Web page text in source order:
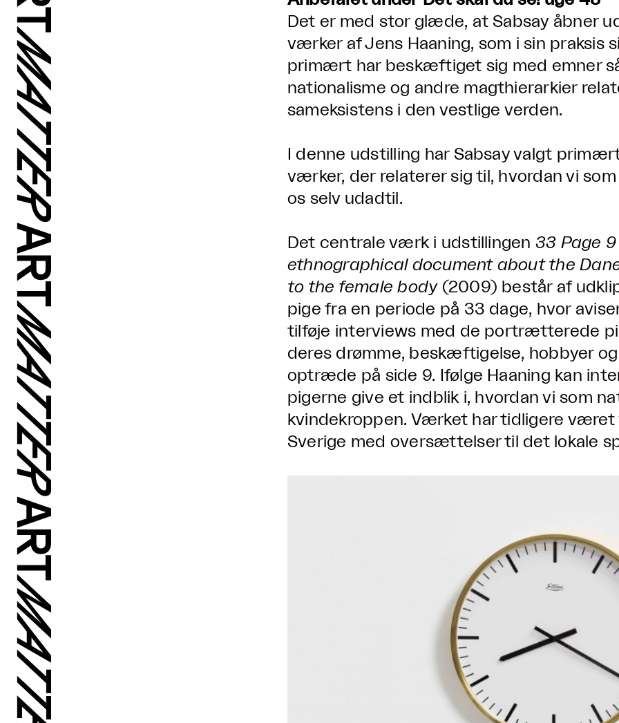
Det er med stor glæde, at Sabsay åbner
værker af Jens Haaning, som i sin praksis
primært har beskæftiget sig med emner
nationalisme og andre magthierarkier
sameksistens i den vestlige verden.
I denne udstilling har Sabsay valgt
værker, der relaterer sig til, hvordan vi
os selv udadtil.
Det centrale værk i udstillingen 33 Page
ethnographical document about the
to the female body(2009) består af
pige fra en periode på 33 dage, hvor
tilføje interviews med de portrætterede
deres drømme, beskæftigelse, hobbyer
optræde på side 9. Ifølge Haaning kan
pigerne give et indblik i, hvordan vi som
kvindekroppen. Værket har tidligere været
Sverige med oversættelser til det lokale